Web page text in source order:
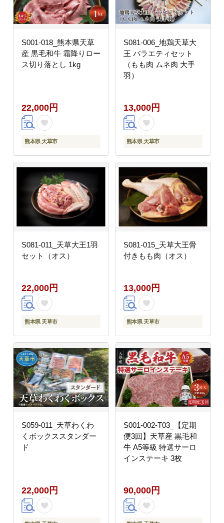
S001-018_熊本県天草
産 黒毛和牛 霜降りロー
ス切り落とし 1kg
22,000円
熊本県 天草市
S081-006_地鶏天草大
王 バラエティセット
（もも肉 ムネ肉 大手
羽）
13,000円
熊本県 天草市
S081-011_天草大王1羽
セット（オス）
22,000円
熊本県 天草市
S081-015_天草大王骨
付きもも肉（オス）
13,000円
熊本県 天草市
S059-011_天草わくわ
くボックススタンダー
ド
22,000円
S001-002-T03_【定期
便3回】天草産 黒毛和
牛 A5等級 特選サーロ
インステーキ 3枚
90,000円